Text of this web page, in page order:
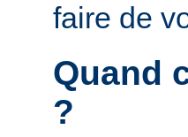
faire de
Quand
?